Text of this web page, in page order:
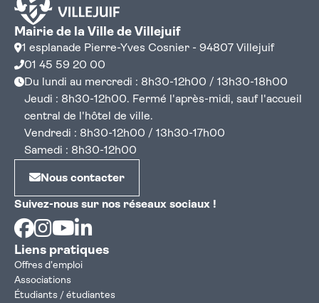
Mairie de la Ville de Villejuif
1 esplanade Pierre-Yves Cosnier - 94807 Villejuif
01 45 59 20 00
Du lundi au mercredi : 8h30-12h00 / 13h30-18h00
Jeudi : 8h30-12h00. Fermé l'après-midi, sauf l'accueil
central de l'hôtel de ville.
Vendredi : 8h30-12h00 / 13h30-17h00
Samedi : 8h30-12h00
Nous contacter
Suivez-nous sur nos réseaux sociaux !
Facebook
Instagram
Youtube
Liens pratiques
Offres d'emploi
Associations
Étudiants / étudiantes